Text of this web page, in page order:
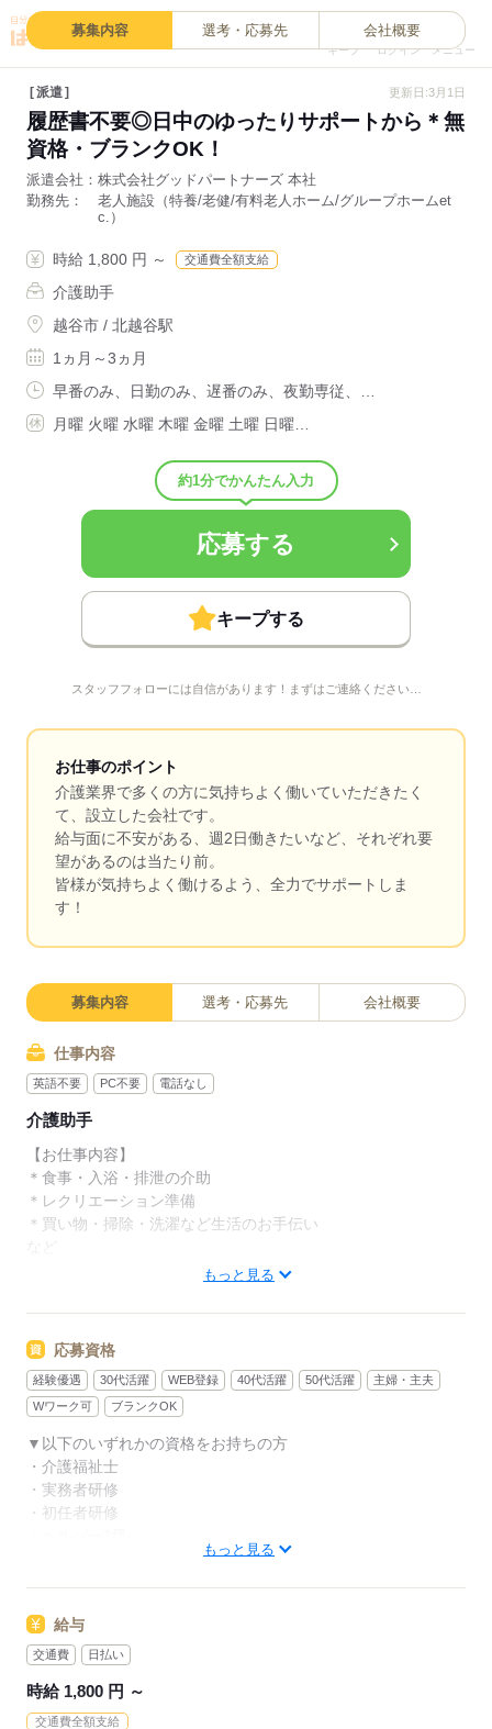
キープ ログイン メニュー
募集内容 選考・応募先 会社概要
派遣 更新日:3月1日
履歴書不要◎日中のゆったりサポートから＊無
資格・ブランクOK！
派遣会社
株式会社グッドパートナーズ 本社
勤務先
老人施設（特養/老健/有料老人ホーム/グループホームet
c.）
時給 1,800 円 ～ 交通費全額支給
介護助手
越谷市 / 北越谷駅
1ヵ月～3ヵ月
早番のみ、日勤のみ、遅番のみ、夜勤専従、…
月曜 火曜 水曜 木曜 金曜 土曜 日曜…
約1分でかんたん入力
応募する
キープする
スタッフフォローには自信があります！まずはご連絡ください…
お仕事のポイント
介護業界で多くの方に気持ちよく働いていただきたく
て、設立した会社です。
給与面に不安がある、週2日働きたいなど、それぞれ要
望があるのは当たり前。
皆様が気持ちよく働けるよう、全力でサポートしま
す！
募集内容 選考・応募先 会社概要
仕事内容
英語不要 PC不要 電話なし
介護助手
【お仕事内容】
＊食事・入浴・排泄の介助
＊レクリエーション準備
＊買い物・掃除・洗濯など生活のお手伝い
め、
毎日相談しやすい環境を整えてお待ちしております♪
★様々な研修でフォローアップ★
無資格未経験者への研修プログラムや、eラーニングによる研修
★手厚い取得支援制度★
初任者研修や実務者研修取得のための受講費用を当社が負担。
応募する
もっと見る
応募資格
経験優遇 30代活躍 WEB登録 40代活躍 50代活躍
主婦・主夫
Wワーク可
ブランクOK
▼以下のいずれかの資格をお持ちの方
・介護福祉士
・実務者研修
・初任者研修
＊経験があれば無資格でもOK
＊資格・経験を高く評価します！
もっと見る
給与
交通費 日払い
時給 1,800 円 ～
交通費全額支給